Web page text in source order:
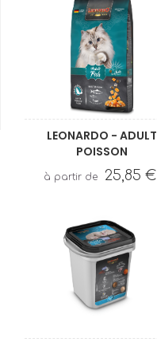
LEONARDO - ADULT
POISSON
25,85 €